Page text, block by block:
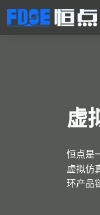
虚
恒点是
虚拟仿
环产品